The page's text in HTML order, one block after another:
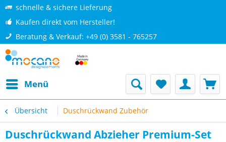
schnelle & sichere Lieferung
Kaufen direkt vom Hersteller!
Beratung & Verkauf: +49 (0) 3581 - 765257
Menü
Übersicht Duschrückwand Zubehör
Duschrückwand Abzieher Premium-Set